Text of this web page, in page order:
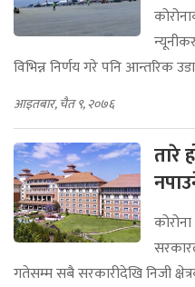
विभिन्न निर्णय गरे पनि आन्तरिक
आइतबार, चैत ९, २०७६
तारे
गतेसम्म सबै सरकारीदेखि निजी